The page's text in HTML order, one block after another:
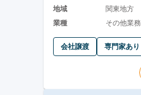
地域
関東地方
業種
その他業
会社譲渡 専門家あり